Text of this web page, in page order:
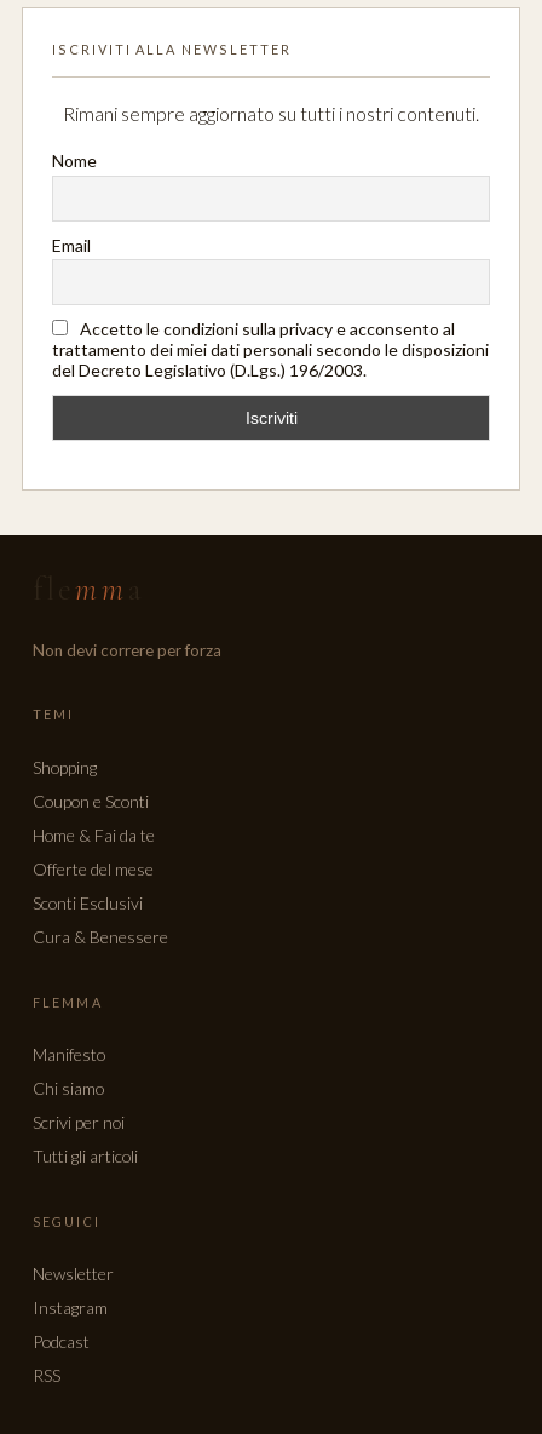
ISCRIVITI ALLA NEWSLETTER
Rimani sempre aggiornato su tutti i nostri contenuti.
Nome
Email
Accetto le condizioni sulla privacy e acconsento al
trattamento dei miei dati personali secondo le disposizioni
del Decreto Legislativo (D.Lgs.) 196/2003.
flemm
Non devi correre per forza
TEMI
Shopping
Coupon e Sconti
Home & Fai da te
Offerte del mese
Sconti Esclusivi
Cura & Benessere
FLEMMA
Manifesto
Chi siamo
Scrivi per noi
Tutti gli articoli
SEGUICI
Newsletter
Instagram
Podcast
RSS